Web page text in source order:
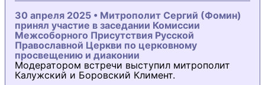
30 апреля 2025 • Митрополит Сергий (Фомин)
принял участие в заседании Комиссии
Межсоборного Присутствия Русской
Православной Церкви по церковному
просвещению и диаконии
Модератором встречи выступил митрополит
Калужский и Боровский Климент.